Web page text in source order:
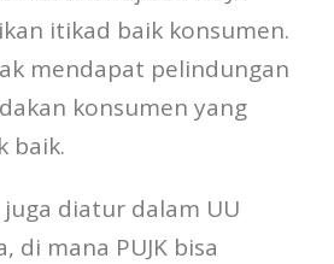
itikad baik konsumen.
mendapat pelindungan
konsumen yang
baik.
diatur dalam UU
di mana PUJK bisa